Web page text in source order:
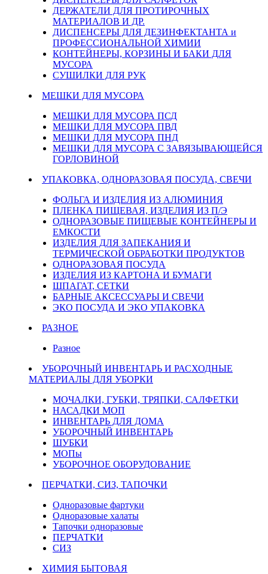
ДЕРЖАТЕЛИ ДЛЯ ПРОТИРОЧНЫХ
МАТЕРИАЛОВ И ДР.
ДИСПЕНСЕРЫ ДЛЯ ДЕЗИНФЕКТАНТА и
ПРОФЕССИОНАЛЬНОЙ ХИМИИ
КОНТЕЙНЕРЫ, КОРЗИНЫ И БАКИ ДЛЯ
МУСОРА
СУШИЛКИ ДЛЯ РУК
МЕШКИ ДЛЯ МУСОРА
МЕШКИ ДЛЯ МУСОРА ПСД
МЕШКИ ДЛЯ МУСОРА ПВД
МЕШКИ ДЛЯ МУСОРА ПНД
МЕШКИ ДЛЯ МУСОРА С ЗАВЯЗЫВАЮЩЕЙСЯ
ГОРЛОВИНОЙ
УПАКОВКА, ОДНОРАЗОВАЯ ПОСУДА, СВЕЧИ
ФОЛЬГА И ИЗДЕЛИЯ ИЗ АЛЮМИНИЯ
ПЛЕНКА ПИЩЕВАЯ, ИЗДЕЛИЯ ИЗ П/Э
ОДНОРАЗОВЫЕ ПИЩЕВЫЕ КОНТЕЙНЕРЫ И
ЕМКОСТИ
ИЗДЕЛИЯ ДЛЯ ЗАПЕКАНИЯ И
ТЕРМИЧЕСКОЙ ОБРАБОТКИ ПРОДУКТОВ
ОДНОРАЗОВАЯ ПОСУДА
ИЗДЕЛИЯ ИЗ КАРТОНА И БУМАГИ
ШПАГАТ, СЕТКИ
БАРНЫЕ АКСЕССУАРЫ И СВЕЧИ
ЭКО ПОСУДА И ЭКО УПАКОВКА
РАЗНОЕ
Разное
УБОРОЧНЫЙ ИНВЕНТАРЬ И РАСХОДНЫЕ
МАТЕРИАЛЫ ДЛЯ УБОРКИ
МОЧАЛКИ, ГУБКИ, ТРЯПКИ, САЛФЕТКИ
НАСАДКИ МОП
ИНВЕНТАРЬ ДЛЯ ДОМА
УБОРОЧНЫЙ ИНВЕНТАРЬ
ШУБКИ
МОПы
УБОРОЧНОЕ ОБОРУДОВАНИЕ
ПЕРЧАТКИ, СИЗ, ТАПОЧКИ
Одноразовые фартуки
Одноразовые халаты
Тапочки одноразовые
ПЕРЧАТКИ
СИЗ
ХИМИЯ БЫТОВАЯ